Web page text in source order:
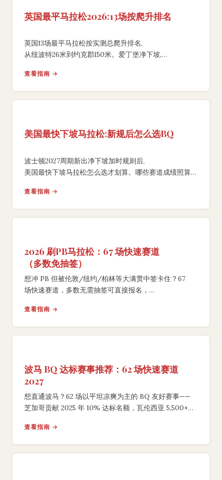
英国最平马拉松2026:13场按爬升排名
英国13场最平马拉松按实测总爬升排名,
从纽波特26米到约克郡150米。爱丁堡净下坡,
海外跑者2026刷PB选赛道一看就懂。
查看指南 →
美国最快下坡马拉松:新规后怎么选BQ
波士顿2027周期新出净下坡加时规则后,
美国最快下坡马拉松怎么选才划算。哪些赛道成绩照算、
查看指南 →
2026 刷PB马拉松：67 场快速赛道
（多数免抽签）
想冲 PB 但被伦敦/纽约/柏林等大满贯中签卡住？67
场快速赛道，多数无需抽签可直接报名，
查看指南 →
波马 BQ 达标赛事推荐：62 场快速赛道
2027
想直通波马？62 场以平坦凉爽为主的 BQ 友好赛事——
芝加哥贡献 2025 年 10% 达标名额，瓦伦西亚 5,500+
查看指南 →